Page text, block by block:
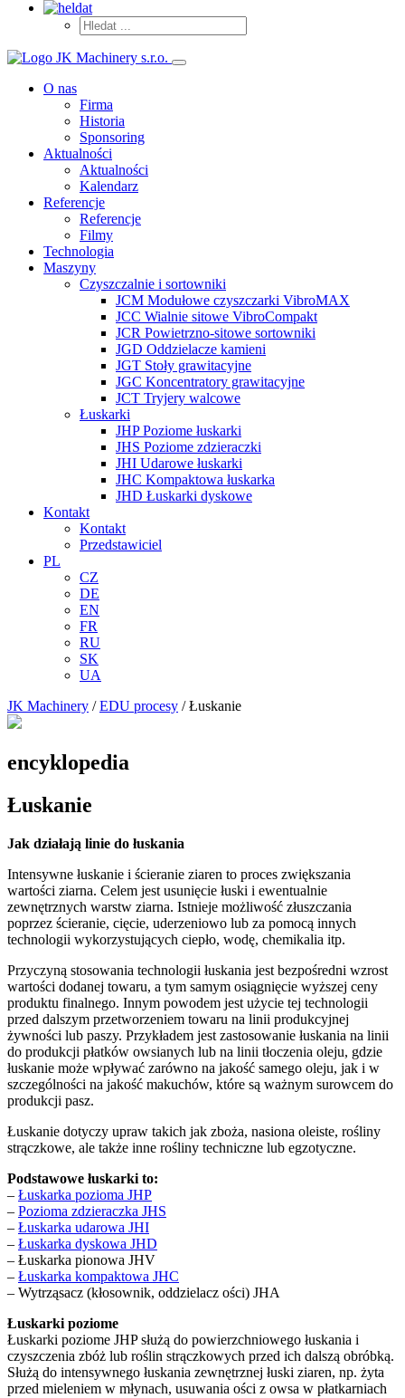
O nas
Firma
Historia
Sponsoring
Aktualności
Aktualności
Kalendarz
Referencje
Referencje
Filmy
Technologia
Maszyny
Czyszczalnie i sortowniki
JCM Modułowe czyszczarki VibroMAX
JCC Wialnie sitowe VibroCompakt
JCR Powietrzno-sitowe sortowniki
JGD Oddzielacze kamieni
JGT Stoły grawitacyjne
JGC Koncentratory grawitacyjne
JCT Tryjery walcowe
Łuskarki
JHP Poziome łuskarki
JHS Poziome zdzieraczki
JHI Udarowe łuskarki
JHC Kompaktowa łuskarka
JHD Łuskarki dyskowe
Kontakt
Kontakt
Przedstawiciel
PL
CZ
DE
EN
FR
RU
SK
UA
JK Machinery /EDU procesy /Łuskanie
encyklopedia
Łuskanie
Jak działają linie do łuskania
Intensywne łuskanie i ścieranie ziaren to proces zwiększania
wartości ziarna. Celem jest usunięcie łuski i ewentualnie
zewnętrznych warstw ziarna. Istnieje możliwość złuszczania
poprzez ścieranie, cięcie, uderzeniowo lub za pomocą innych
technologii wykorzystujących ciepło, wodę, chemikalia itp.
Przyczyną stosowania technologii łuskania jest bezpośredni wzrost
wartości dodanej towaru, a tym samym osiągnięcie wyższej ceny
produktu finalnego. Innym powodem jest użycie tej technologii
przed dalszym przetworzeniem towaru na linii produkcyjnej
żywności lub paszy. Przykładem jest zastosowanie łuskania na linii
do produkcji płatków owsianych lub na linii tłoczenia oleju, gdzie
łuskanie może wpływać zarówno na jakość samego oleju, jak i w
szczególności na jakość makuchów, które są ważnym surowcem do
produkcji pasz.
Łuskanie dotyczy upraw takich jak zboża, nasiona oleiste, rośliny
strączkowe, ale także inne rośliny techniczne lub egzotyczne.
Podstawowe łuskarki to:
– Łuskarka pozioma JHP
– Pozioma zdzieraczka JHS
– Łuskarka udarowa JHI
– Łuskarka dyskowa JHD
– Łuskarka pionowa JHV
– Łuskarka kompaktowa JHC
– Wytrząsacz (kłosownik, oddzielacz ości) JHA
Łuskarki poziome
Łuskarki poziome JHP służą do powierzchniowego łuskania i
czyszczenia zbóż lub roślin strączkowych przed ich dalszą obróbką.
Służą do intensywnego łuskania zewnętrznej łuski ziaren, np. żyta
przed mieleniem w młynach, usuwania ości z owsa w płatkarniach